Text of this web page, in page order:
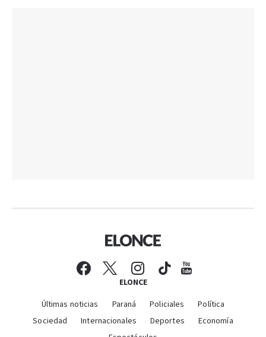
ELONCE
Últimas noticias Paraná Policiales
Política
Sociedad
Internacionales Deportes
Economía